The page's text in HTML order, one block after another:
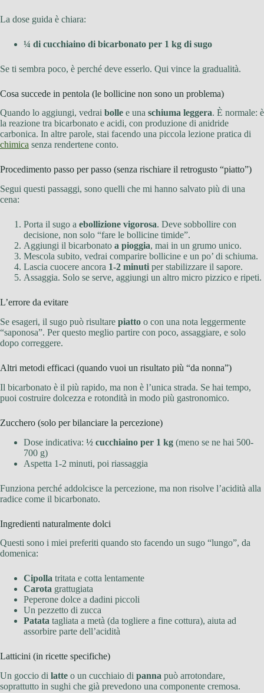
La dose guida è chiara:
¼ di cucchiaino di bicarbonato per 1 kg di sugo
Se ti sembra poco, è perché deve esserlo. Qui vince la gradualità.
Cosa succede in pentola (le bollicine non sono un problema)
Quando lo aggiungi, vedrai bolle e una schiuma leggera. È normale: è
la reazione tra bicarbonato e acidi, con produzione di anidride
carbonica. In altre parole, stai facendo una piccola lezione pratica di
chimica senza rendertene conto.
Procedimento passo per passo (senza rischiare il retrogusto “piatto”)
Segui questi passaggi, sono quelli che mi hanno salvato più di una
cena:
Porta il sugo a ebollizione vigorosa. Deve sobbollire con
decisione, non solo “fare le bollicine timide”.
Aggiungi il bicarbonato a pioggia, mai in un grumo unico.
Mescola subito, vedrai comparire bollicine e un po’ di schiuma.
Lascia cuocere ancora 1-2 minuti per stabilizzare il sapore.
Assaggia. Solo se serve, aggiungi un altro micro pizzico e ripeti.
L’errore da evitare
Se esageri, il sugo può risultare piatto o con una nota leggermente
“saponosa”. Per questo meglio partire con poco, assaggiare, e solo
dopo correggere.
Altri metodi efficaci (quando vuoi un risultato più “da nonna”)
Il bicarbonato è il più rapido, ma non è l’unica strada. Se hai tempo,
puoi costruire dolcezza e rotondità in modo più gastronomico.
Zucchero (solo per bilanciare la percezione)
Dose indicativa: ½ cucchiaino per 1 kg (meno se ne hai 500-
700 g)
Aspetta 1-2 minuti, poi riassaggia
Funziona perché addolcisce la percezione, ma non risolve l’acidità alla
radice come il bicarbonato.
Ingredienti naturalmente dolci
Questi sono i miei preferiti quando sto facendo un sugo “lungo”, da
domenica:
Cipolla tritata e cotta lentamente
Carota grattugiata
Peperone dolce a dadini piccoli
Un pezzetto di zucca
Patata tagliata a metà (da togliere a fine cottura), aiuta ad
assorbire parte dell’acidità
Latticini (in ricette specifiche)
Un goccio di latte o un cucchiaio di panna può arrotondare,
soprattutto in sughi che già prevedono una componente cremosa.